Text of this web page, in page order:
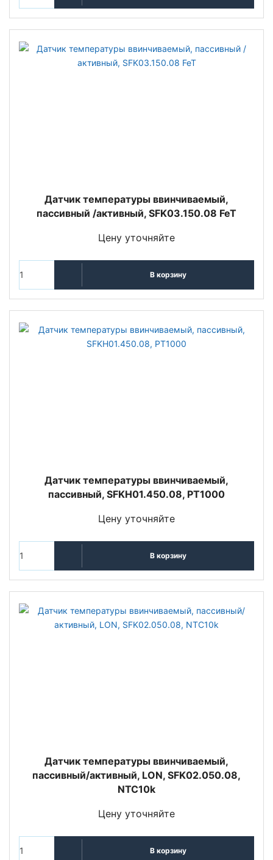
Датчик температуры ввинчиваемый,
пассивный /активный, SFK03.150.08 FeT
Цену уточняйте
В корзину
Датчик температуры ввинчиваемый,
пассивный, SFKH01.450.08, PT1000
Цену уточняйте
В корзину
Датчик температуры ввинчиваемый,
пассивный/активный, LON, SFK02.050.08,
NTC10k
Цену уточняйте
В корзину